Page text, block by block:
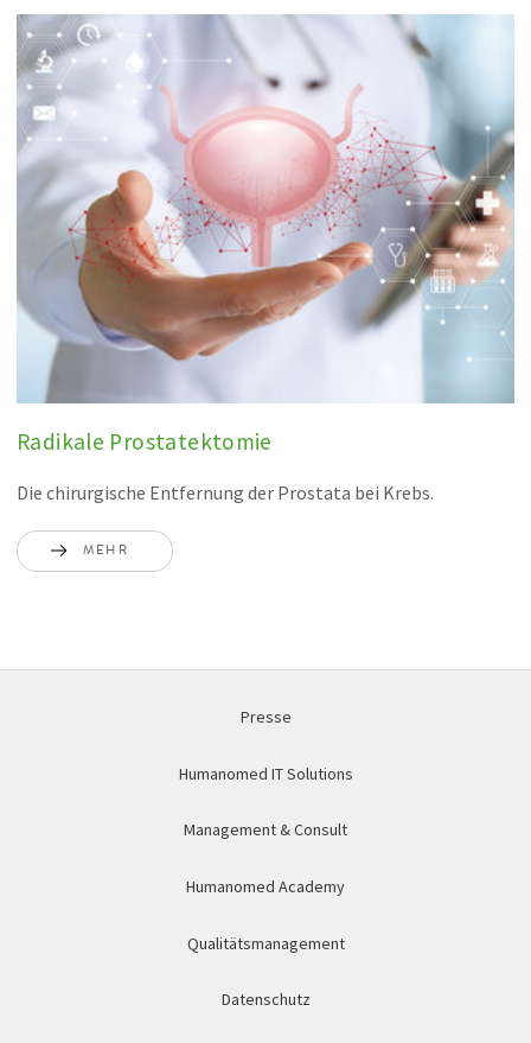
Radikale Prostatektomie
Die chirurgische Entfernung der Prostata bei Krebs.
MEHR
Presse
Humanomed IT Solutions
Management & Consult
Humanomed Academy
Qualitätsmanagement
Datenschutz